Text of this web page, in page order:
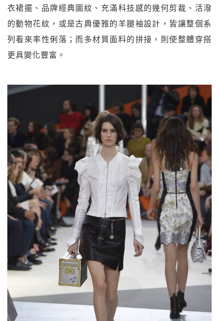
衣裙擺、品牌經典圖紋、充滿科技感的幾何剪裁、活潑
的動物花紋，或是古典優雅的羊腿袖設計，皆讓整個系
列看來率性俐落；而多材質面料的拼接，則使整體穿搭
更具變化豐富。